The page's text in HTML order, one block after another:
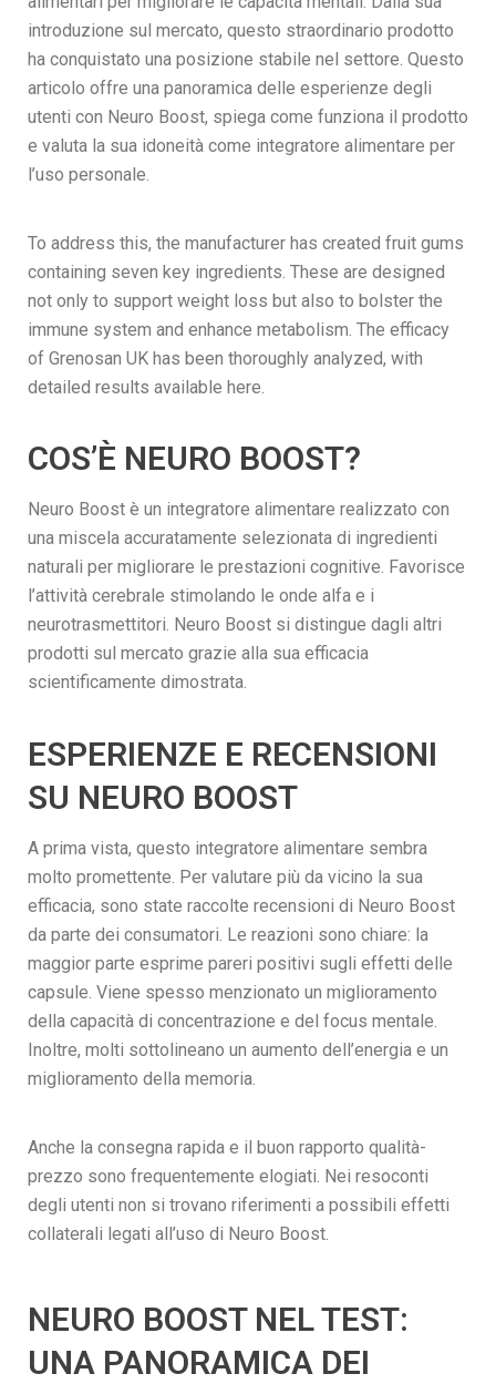
introduzione sul mercato, questo straordinario prodotto
ha conquistato una posizione stabile nel settore. Questo
articolo offre una panoramica delle esperienze degli
utenti con Neuro Boost, spiega come funziona il prodotto
e valuta la sua idoneità come integratore alimentare per
l’uso personale.
To address this, the manufacturer has created fruit gums
containing seven key ingredients. These are designed
not only to support weight loss but also to bolster the
immune system and enhance metabolism. The efficacy
of Grenosan UK has been thoroughly analyzed, with
detailed results available here.
COS’È NEURO BOOST?
Neuro Boost è un integratore alimentare realizzato con
una miscela accuratamente selezionata di ingredienti
naturali per migliorare le prestazioni cognitive. Favorisce
l’attività cerebrale stimolando le onde alfa e i
neurotrasmettitori. Neuro Boost si distingue dagli altri
prodotti sul mercato grazie alla sua efficacia
scientificamente dimostrata.
ESPERIENZE E RECENSIONI
SU NEURO BOOST
A prima vista, questo integratore alimentare sembra
molto promettente. Per valutare più da vicino la sua
efficacia, sono state raccolte recensioni di Neuro Boost
da parte dei consumatori. Le reazioni sono chiare: la
maggior parte esprime pareri positivi sugli effetti delle
capsule. Viene spesso menzionato un miglioramento
della capacità di concentrazione e del focus mentale.
Inoltre, molti sottolineano un aumento dell’energia e un
miglioramento della memoria.
Anche la consegna rapida e il buon rapporto qualità-
prezzo sono frequentemente elogiati. Nei resoconti
degli utenti non si trovano riferimenti a possibili effetti
collaterali legati all’uso di Neuro Boost.
NEURO BOOST NEL TEST:
UNA PANORAMICA DEI